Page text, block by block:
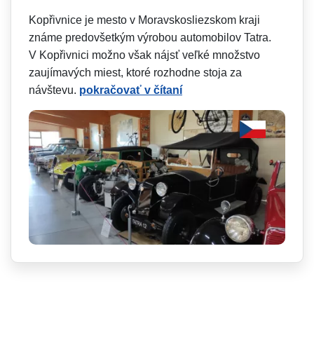
Kopřivnice je mesto v Moravskosliezskom kraji
známe predovšetkým výrobou automobilov Tatra.
V Kopřivnici možno však nájsť veľké množstvo
zaujímavých miest, ktoré rozhodne stoja za
návštevu. pokračovať v čítaní